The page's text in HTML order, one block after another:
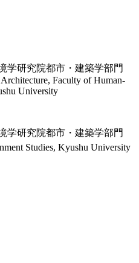
学研究院都市・建築学部門
Faculty of Human-
University
学研究院都市・建築学部門
Studies, Kyushu University